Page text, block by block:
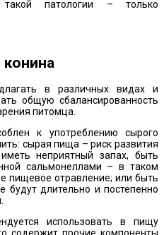
такой патологии – только
конина
в различных видах и
общую сбалансированность
питомца.
к употреблению сырого
сырая пища – риск развития
неприятный запах, быть
сальмонеллами – в таком
пищевое отравление; или быть
будут длительно и постепенно
использовать в пищу